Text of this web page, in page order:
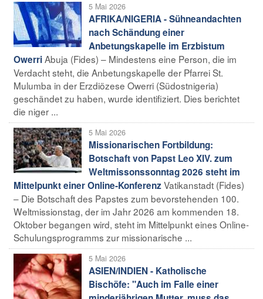
5 Mai 2026
AFRIKA/NIGERIA - Sühneandachten
nach Schändung einer
Anbetungskapelle im Erzbistum
OwerriAbuja (Fides) – Mindestens eine Person, die im
Verdacht steht, die Anbetungskapelle der Pfarrei St.
Mulumba in der Erzdiözese Owerri (Südostnigeria)
geschändet zu haben, wurde identifiziert. Dies berichtet
die niger ...
5 Mai 2026
Missionarischen Fortbildung:
Botschaft von Papst Leo XIV. zum
Weltmissonssonntag 2026 steht im
Mittelpunkt einer Online-KonferenzVatikanstadt (Fides)
– Die Botschaft des Papstes zum bevorstehenden 100.
Weltmissionstag, der im Jahr 2026 am kommenden 18.
Oktober begangen wird, steht im Mittelpunkt eines Online-
Schulungsprogramms zur missionarische ...
5 Mai 2026
ASIEN/INDIEN - Katholische
Bischöfe: "Auch im Falle einer